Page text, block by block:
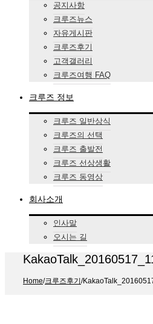
공지사항
크루즈뉴스
자유게시판
크루즈후기
고객갤러리
크루즈여행 FAQ
크루즈 정보
크루즈 일반상식
크루즈의 선택
크루즈 출발전
크루즈 선상생활
크루즈 동영상
회사소개
인사말
오시는 길
Home/크루즈후기 /